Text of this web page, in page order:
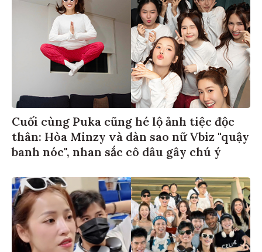
Cuối cùng Puka cũng hé lộ ảnh tiệc độc
thân: Hòa Minzy và dàn sao nữ Vbiz "quậy
banh nóc", nhan sắc cô dâu gây chú ý